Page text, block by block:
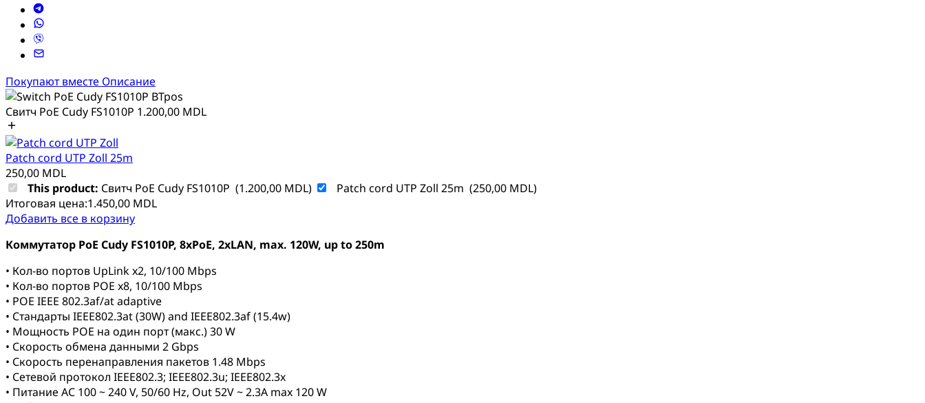
Покупают вместе Описание
Свитч PoE Cudy FS1010P 1.200,00 MDL
Patch cord UTP Zoll 25m
250,00 MDL
This product: Свитч PoE Cudy FS1010P (1.200,00 MDL) Patch cord UTP Zoll 25m (250,00 MDL)
Итоговая цена:1.450,00 MDL
Добавить все в корзину
Коммутатор PoE Cudy FS1010P, 8xPoE, 2xLAN, max. 120W, up to 250m
• Кол-во портов UpLink x2, 10/100 Mbps
• Кол-во портов POE x8, 10/100 Mbps
• POE IEEE 802.3af/at adaptive
• Стандарты IEEE802.3at (30W) and IEEE802.3af (15.4w)
• Мощность POE на один порт (макс.) 30 W
• Скорость обмена данными 2 Gbps
• Скорость перенаправления пакетов 1.48 Mbps
• Сетевой протокол IEEE802.3; IEEE802.3u; IEEE802.3x
• Питание AC 100 ~ 240 V, 50/60 Hz, Out 52V ~ 2.3A max 120 W